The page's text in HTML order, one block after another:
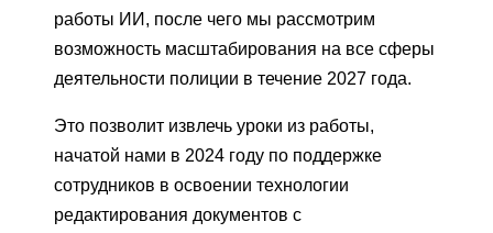
работы ИИ, после чего мы рассмотрим
возможность масштабирования на все сферы
деятельности полиции в течение 2027 года.
Это позволит извлечь уроки из работы,
начатой ​​нами в 2024 году по поддержке
сотрудников в освоении технологии
редактирования документов с